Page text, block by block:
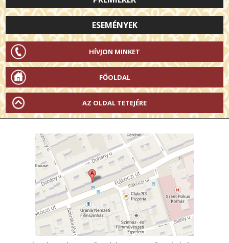
ESEMÉNYEK
HÍVJON MINKET
FŐOLDAL
AZ OLDAL TETEJÉRE